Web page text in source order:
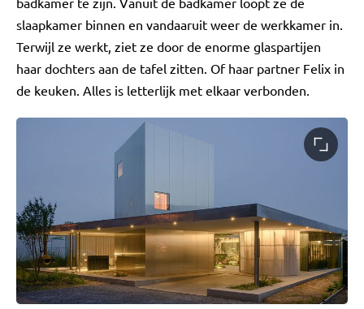
slaapkamer binnen en vandaaruit weer de werkkamer in.
Terwijl ze werkt, ziet ze door de enorme glaspartijen
haar dochters aan de tafel zitten. Of haar partner Felix in
de keuken. Alles is letterlijk met elkaar verbonden.